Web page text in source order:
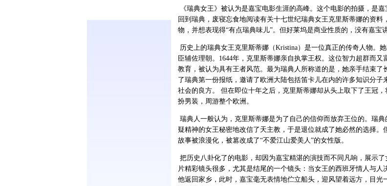
《瑞典女王》被认为是嘉宝电影生涯的高峰。这个电影的拍摄，是
回到瑞典，废寝忘食地阅读有关十七世纪瑞典女王克里斯蒂娜的资料
物，并想表现得“有点瑞典味儿”。但好莱坞是商业性质的，没有嘉宝
历史上的瑞典女王克里斯蒂娜（Kristina）是一位真正的传奇人物。
臣辅佐理朝。1644年，克里斯蒂娜亲自执掌王权。这位智力超群而又
教育，被认为具有王者风范。最为瑞典人所称道的是，她亲手结束了
了瑞典第一份报纸，邀请了欧洲大陆包括笛卡儿在内的许多知识分子
社会的良方。 但在即位十年之后，克里斯蒂娜却从头上取下了王冠
扮男装，周游整个欧洲。
瑞典人一般认为，克里斯蒂娜是为了自己的信仰而放弃王位的。瑞
疑精神的女王秘密地改信了天主教，于是退位就成了她必然的选择。
故事被浪漫化，被篡改成了“不爱江山爱美人”的女性版。
把历史八卦化了的电影，却因为嘉宝精湛的演技而不同凡响，展示
片精彩镜头很多，尤其是结尾的一个镜头：当女王的西班牙情人与人
他返回家乡，此时，嘉宝毫无表情地伫立船头，迎风望着远方，目光